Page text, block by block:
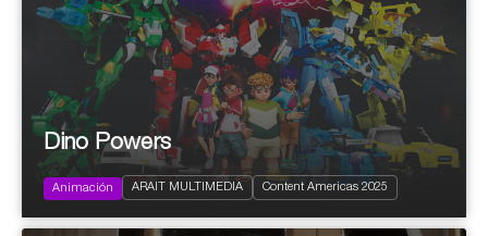
2024
116x11’ (26x11’ + 32x11’ + 26x11’ +
32x15')
Family
Infantil y Juvenil
Dino Powers
Animación ARAIT MULTIMEDIA Content Americas 2025